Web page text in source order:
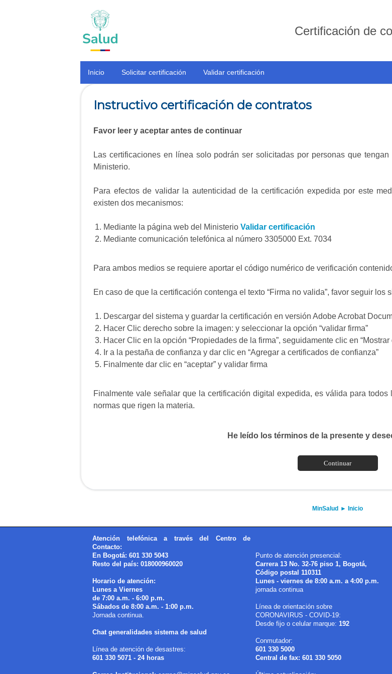
Certificación de
Inicio Solicitar certificación Validar certificación
Instructivo certificación de contratos
Favor leer y aceptar antes de continuar
Las certificaciones en línea solo podrán ser solicitadas por personas que
Ministerio.
Para efectos de validar la autenticidad de la certificación expedida por este
existen dos mecanismos:
Mediante la página web del Ministerio Validar certificación
Mediante comunicación telefónica al número 3305000 Ext. 7034
Para ambos medios se requiere aportar el código numérico de verificación
En caso de que la certificación contenga el texto “Firma no valida”, favor seguir los
Descargar del sistema y guardar la certificación en versión Adobe Acrobat
Hacer Clic derecho sobre la imagen: y seleccionar la opción “validar firma”
Hacer Clic en la opción “Propiedades de la firma”, seguidamente clic en
Ir a la pestaña de confianza y dar clic en “Agregar a certificados de confianza”
Finalmente dar clic en “aceptar” y validar firma
Finalmente vale señalar que la certificación digital expedida, es válida para
normas que rigen la materia.
He leído los términos de la presente y
MinSalud ► Inicio
Atención telefónica a través del Centro de
Contacto:
En Bogotá: 601 330 5043
Resto del país: 018000960020
Horario de atención:
Lunes a Viernes
de 7:00 a.m. - 6:00 p.m.
Sábados de 8:00 a.m. - 1:00 p.m.
Jornada continua.
Chat generalidades sistema de salud
Línea de atención de desastres:
601 330 5071 - 24 horas
Punto de atención presencial:
Carrera 13 No. 32-76 piso 1, Bogotá,
Código postal 110311
Lunes - viernes de 8:00 a.m. a 4:00 p.m.
jornada continua
Línea de orientación sobre
CORONAVIRUS - COVID-19:
Desde fijo o celular marque:192
Conmutador:
601 330 5000
Central de fax: 601 330 5050